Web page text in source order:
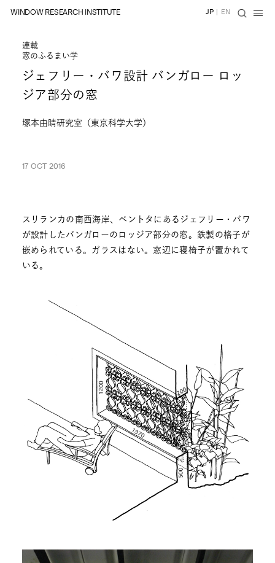
WINDOW RESEARCH INSTITUTE JP | EN
連載
窓のふるまい学
ジェフリー・バワ設計 バンガロー ロッ
ジア部分の窓
塚本由晴研究室（東京科学大学）
17 OCT 2016
スリランカの南西海岸、ベントタにあるジェフリー・バワ
が設計したバンガローのロッジア部分の窓。鉄製の格子が
嵌められている。ガラスはない。窓辺に寝椅子が置かれて
いる。